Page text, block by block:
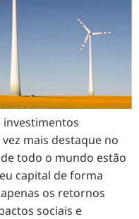
investimentos
mais destaque no
todo o mundo estão
capital de forma
os retornos
sociais e